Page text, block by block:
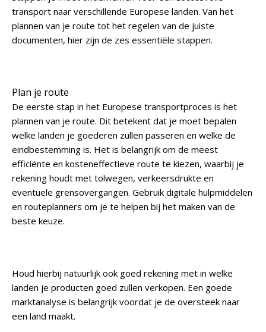
transport naar verschillende Europese landen. Van het
plannen van je route tot het regelen van de juiste
documenten, hier zijn de zes essentiële stappen.
Plan je route
De eerste stap in het Europese transportproces is het
plannen van je route. Dit betekent dat je moet bepalen
welke landen je goederen zullen passeren en welke de
eindbestemming is. Het is belangrijk om de meest
efficiënte en kosteneffectieve route te kiezen, waarbij je
rekening houdt met tolwegen, verkeersdrukte en
eventuele grensovergangen. Gebruik digitale hulpmiddelen
en routeplanners om je te helpen bij het maken van de
beste keuze.
Houd hierbij natuurlijk ook goed rekening met in welke
landen je producten goed zullen verkopen. Een goede
marktanalyse is belangrijk voordat je de oversteek naar
een land maakt.